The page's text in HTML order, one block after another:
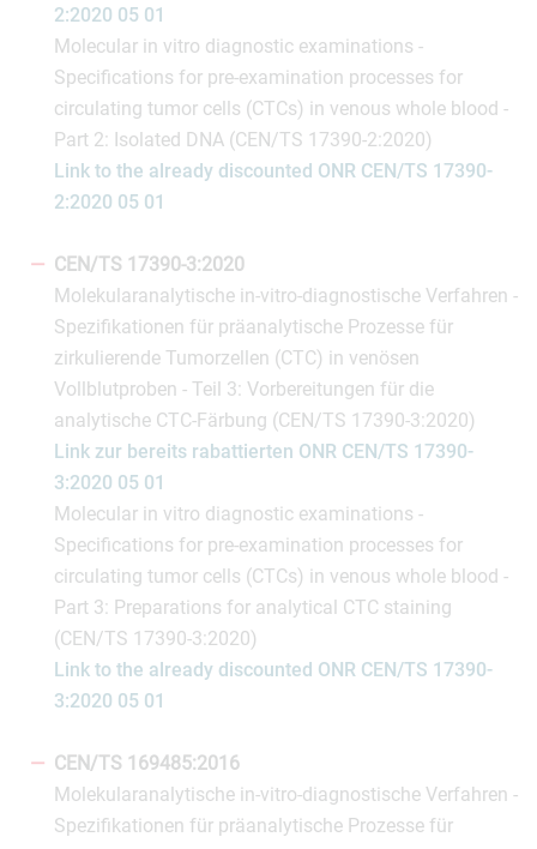
2:2020 05 01
Molecular in vitro diagnostic examinations -
Specifications for pre-examination processes for
circulating tumor cells (CTCs) in venous whole blood -
Part 2: Isolated DNA (CEN/TS 17390-2:2020)
Link to the already discounted ONR CEN/TS 17390-
2:2020 05 01
CEN/TS 17390-3:2020
Molekularanalytische in-vitro-diagnostische Verfahren -
Spezifikationen für präanalytische Prozesse für
zirkulierende Tumorzellen (CTC) in venösen
Vollblutproben - Teil 3: Vorbereitungen für die
analytische CTC-Färbung (CEN/TS 17390-3:2020)
Link zur bereits rabattierten ONR CEN/TS 17390-
3:2020 05 01
Molecular in vitro diagnostic examinations -
Specifications for pre-examination processes for
circulating tumor cells (CTCs) in venous whole blood -
Part 3: Preparations for analytical CTC staining
(CEN/TS 17390-3:2020)
Link to the already discounted ONR CEN/TS 17390-
3:2020 05 01
CEN/TS 169485:2016
Molekularanalytische in-vitro-diagnostische Verfahren -
Spezifikationen für präanalytische Prozesse für